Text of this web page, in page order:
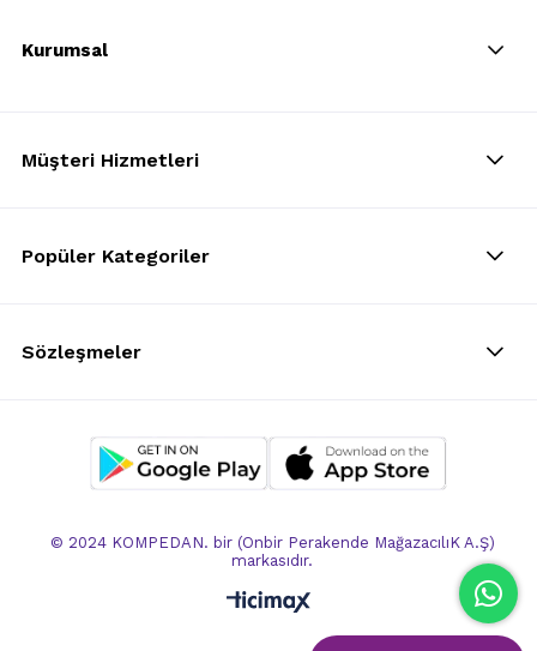
Kurumsal
Müşteri Hizmetleri
Popüler Kategoriler
Sözleşmeler
© 2024 KOMPEDAN. bir (Onbir Perakende MağazacılıK A.Ş)
markasıdır.